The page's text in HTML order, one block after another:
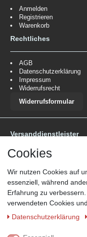
Anmelden
Registrieren
Warenkorb
Rechtliches
AGB
Datenschutzerklärung
Impressum
Widerrufsrecht
Widerrufsformular
Versanddienstleister
*Lieferzeit: 1-3 Werktage /
Informationen
Zahlungsmöglichkeiten
Cookies
Wir nutzen Cookies auf
essenziell, während
Erfahrung zu
verwendeten Cookies
Daten­schutz­erklärung